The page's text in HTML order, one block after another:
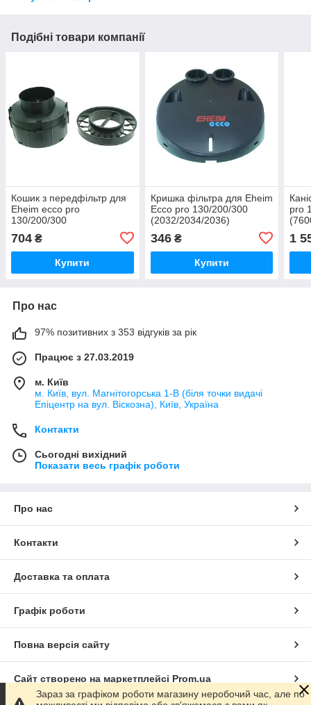
Подібні товари компанії
Кошик з передфільтр для
Eheim ecco pro
130/200/300
(7447330)
704 ₴
Купити
Кришка фільтра для Eheim
Ecco pro 130/200/300
(2032/2034/2036)
346₴
Купити
pro
1
Про нас
97% позитивних з 353 відгуків за рік
Працює з 27.03.2019
м. Київ
м. Київ, вул. Магнітогорська 1-В (біля точки видачі
Епіцентр на вул. Віскозна), Київ, Україна
Контакти
Сьогодні вихідний
Показати весь графік роботи
Про нас
Контакти
Доставка та оплата
Графік роботи
Повна версія сайту
Сайт створено на маркетплейсі Prom.ua
Зараз за графіком роботи магазину неробочий час, але по